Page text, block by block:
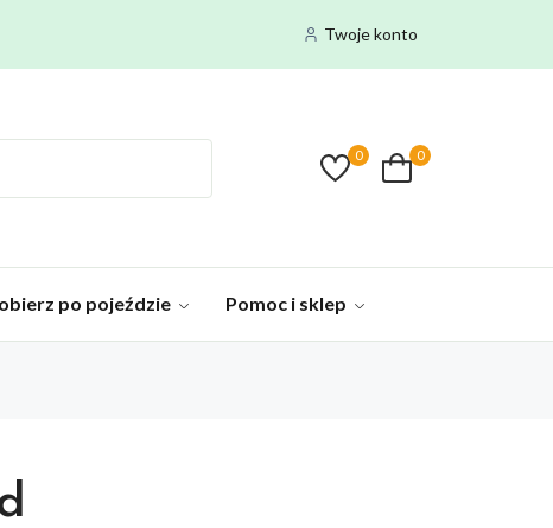
Twoje konto
0 0
po pojeździe Pomoc i sklep